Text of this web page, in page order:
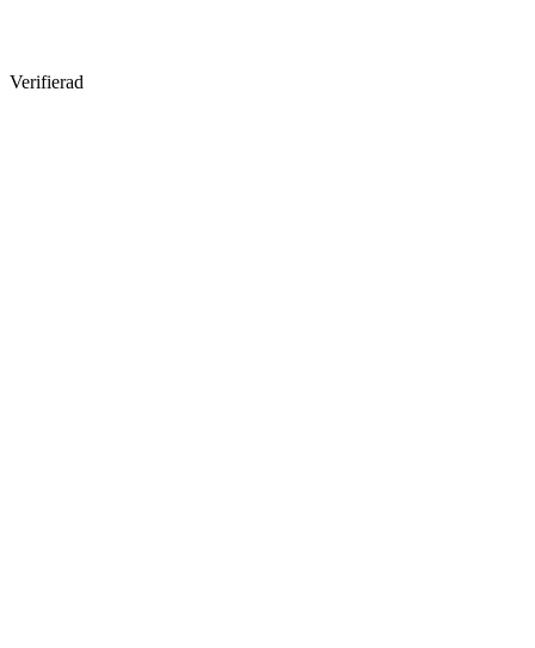
Verifierad